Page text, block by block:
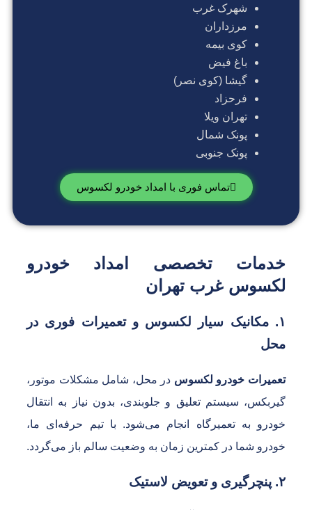
شهرک غرب
مرزداران
کوی بیمه
باغ فیض
گیشا (کوی نصر)
فرحزاد
تهران ویلا
پونک شمال
پونک جنوبی
تماس فوری با امداد خودرو لکسوس
تخصصی امداد خودرو
غرب تهران
۱. مکانیک سیار لکسوس و تعمیرات فوری در
خودرو لکسوسدر محل، شامل مشکلات موتور،
سیستم تعلیق و جلوبندی، بدون نیاز به انتقال
به تعمیرگاه انجام می‌شود. با تیم حرفه‌ای ما،
شما در کمترین زمان به وضعیت سالم باز می‌گردد.